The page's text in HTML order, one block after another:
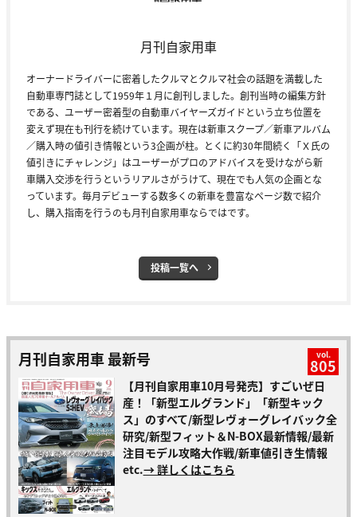
月刊自家用車
オーナードライバーに密着したクルマとクルマ社会の話題を満載した
自動車専門誌として1959年１月に創刊しました。創刊当時の編集方針
である、ユーザー密着型の自動車バイヤーズガイドという立ち位置を
変えず現在も刊行を続けています。現在は新車スクープ／新車アルバム
／購入時の値引き情報という3企画が柱。とくに約30年間続く「Ｘ氏の
値引きにチャレンジ」はユーザーがプロのアドバイスを受けながら新
車購入交渉を行うというリアルさがうけて、現在でも人気の企画とな
っています。毎月デビューする数多くの新車を豊富なページ数で紹介
し、購入指南を行うのも月刊自家用車ならではです。
投稿一覧へ
月刊自家用車 最新号 vol.
805
【月刊自家用車10月号発売】すごいぜ日
産！「新型エルグランド」「新型キック
ス」のすべて/新型レヴォーグレイバック全
研究/新型フィット＆N-BOX最新情報/最新
注目モデル攻略大作戦/新車値引き生情報
etc.→ 詳しくはこちら